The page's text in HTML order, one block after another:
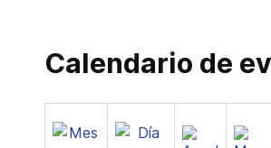
Calendario de